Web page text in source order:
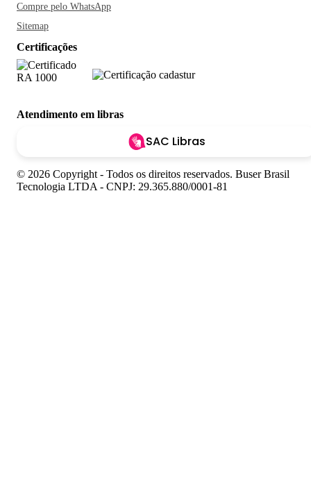
Compre pelo WhatsApp
Sitemap
Certificações
Atendimento em libras
SAC Libras
© 2026 Copyright - Todos os direitos reservados. Buser Brasil
Tecnologia LTDA - CNPJ: 29.365.880/0001-81